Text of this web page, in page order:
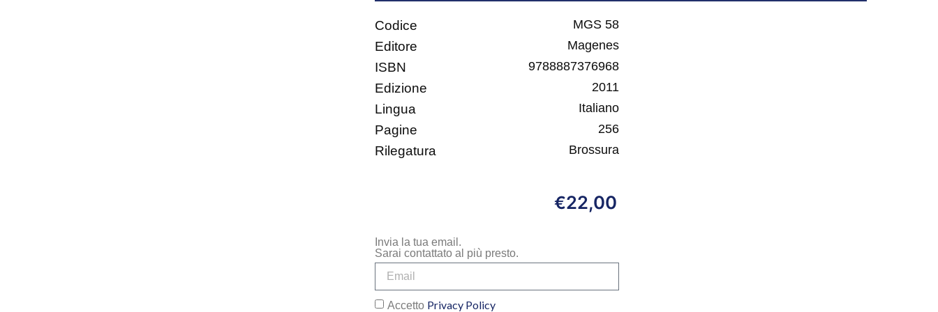
Codice MGS 58
Editore Magenes
ISBN 9788887376968
Edizione 2011
Lingua Italiano
Pagine 256
Rilegatura Brossura
€22,00
Invia la tua email.
Sarai contattato al più presto.
Accetto Privacy Policy